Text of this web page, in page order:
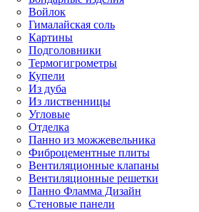
Войлок
Гималайская соль
Картины
Подголовники
Термогигрометры
Купели
Из дуба
Из лиственницы
Угловые
Отделка
Панно из можжевельника
Фиброцементные плиты
Вентиляционные клапаны
Вентиляционные решетки
Панно Фламма Дизайн
Стеновые панели